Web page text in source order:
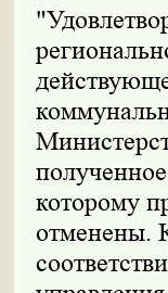
которому
отменены.